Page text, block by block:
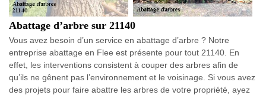
Abattage d’arbre sur 21140
Vous avez besoin d’un service en abattage d’arbre ? Notre
entreprise abattage en Flee est présente pour tout 21140. En
effet, les interventions consistent à couper des arbres afin de
qu’ils ne gênent pas l’environnement et le voisinage. Si vous avez
des projets pour faire abattre les arbres de votre propriété, ayez